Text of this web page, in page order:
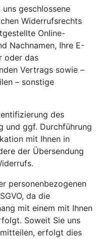
geschlossene
Widerrufsrechts
Online-
Nachnamen, Ihre E-
oder das
Vertrags sowie –
– sonstige
des
und ggf. Durchführung
mit Ihnen in
der Übersendung
personenbezogenen
da die
mit einem mit Ihnen
Soweit Sie uns
erfolgt dies